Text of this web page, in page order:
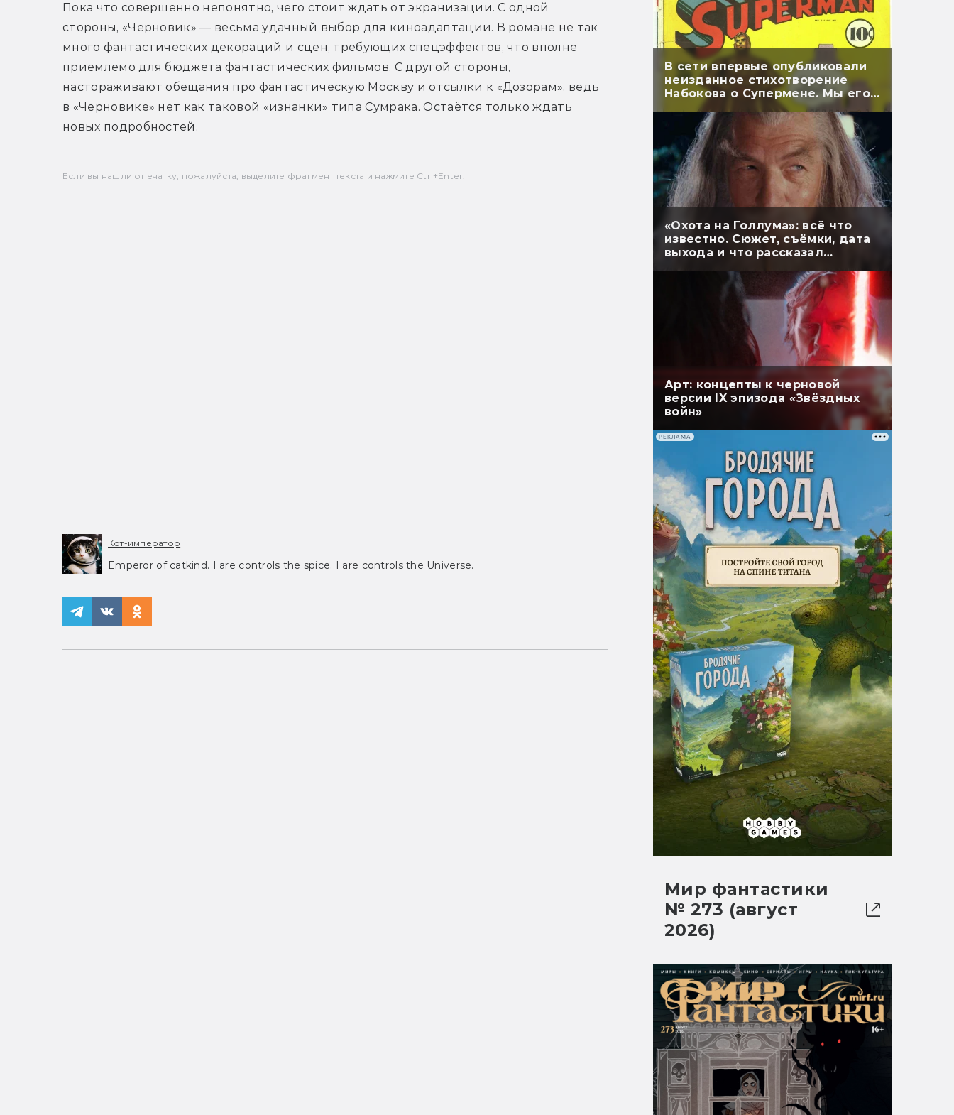
Пока что совершенно непонятно, чего стоит ждать от экранизации. С одной
стороны, «Черновик» — весьма удачный выбор для киноадаптации. В романе не так
много фантастических декораций и сцен, требующих спецэффектов, что вполне
приемлемо для бюджета фантастических фильмов. С другой стороны,
настораживают обещания про фантастическую Москву и отсылки к «Дозорам», ведь
в «Черновике» нет как таковой «изнанки» типа Сумрака. Остаётся только ждать
новых подробностей.
Если вы нашли опечатку, пожалуйста, выделите фрагмент текста и нажмите Ctrl+Enter.
Кот-император
Emperor of catkind. I are controls the spice, I are controls the Universe.
В сети впервые опубликовали
неизданное стихотворение
Набокова о Супермене. Мы его
перевели
«Охота на Голлума»: всё что
известно. Сюжет, съёмки, дата
выхода и что рассказал
Арт: концепты к черновой
версии IX эпизода «Звёздных
войн»
РЕКЛАМА
Мир фантастики
№ 273 (август
2026)